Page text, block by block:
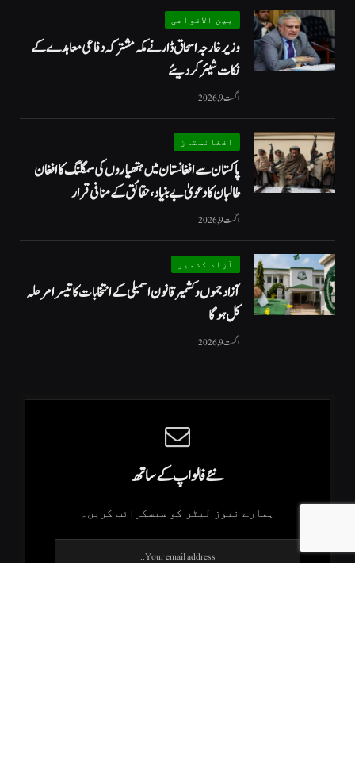
بین الاقوامی
وزیر خارجہ اسحاق ڈار نے مکہ مشترکہ دفاعی معاہدے کے
نکات شیئر کردیئے
اگست 9, 2026
افغانستان
پاکستان سے افغانستان میں ہتھیاروں کی سمگلنگ کا افغان
طالبان کا دعویٰ بے بنیاد، حقائق کے منافی قرار
اگست 9, 2026
آزاد کشمیر
آزاد جموں و کشمیر قانون اسمبلی کے انتخابات کا تیسرا مرحلہ
کل ہوگا
اگست 9, 2026
نئے فالو اپ کے ساتھ
ہمارے نیوز لیٹر کو سبسکرائب کریں۔